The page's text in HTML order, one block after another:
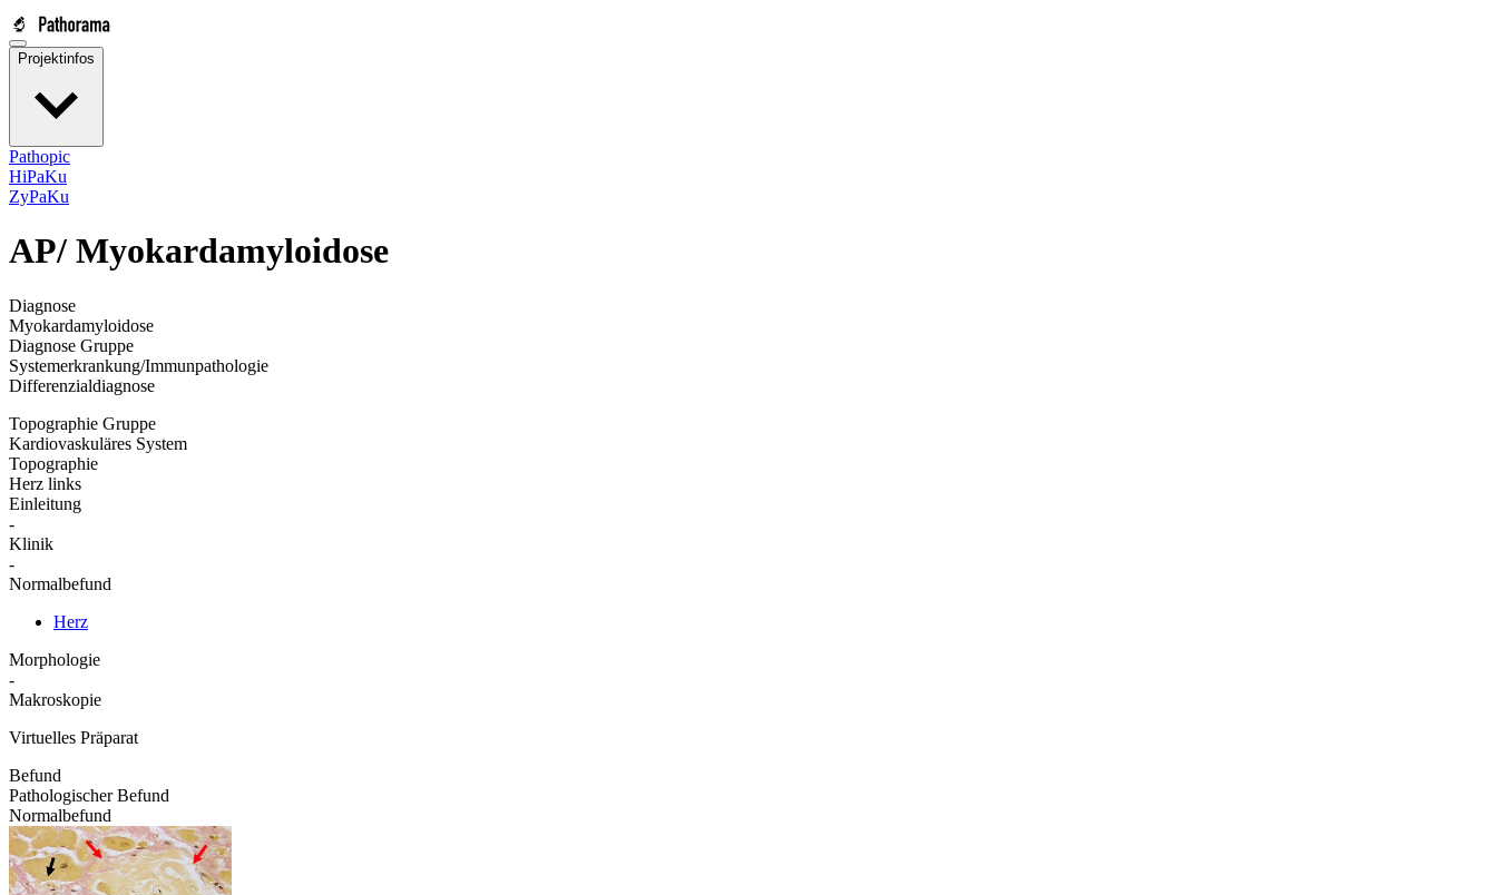
Projektinfos
Pathopic
HiPaKu
ZyPaKu
AP/ Myokardamyloidose
Diagnose
Myokardamyloidose
Diagnose Gruppe
Systemerkrankung/Immunpathologie
Differenzialdiagnose
Topographie Gruppe
Kardiovaskuläres System
Topographie
Herz links
Einleitung
-
Klinik
-
Normalbefund
Herz
Morphologie
-
Makroskopie
Virtuelles Präparat
Befund
Pathologischer Befund
Normalbefund